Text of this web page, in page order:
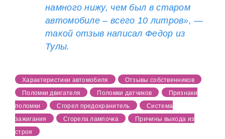
намного нижу, чем был в старом
автомобиле – всего 10 литров», —
такой отзыв написал Федор из
Тулы.
Характеристики автомобиля
Отзывы собственников
Поломки двигателя
Поломки датчиков
Признаки
поломки
Сгорел предохранитель
Система
зажигания
Сгорела лампочка
Причины выхода из
строя